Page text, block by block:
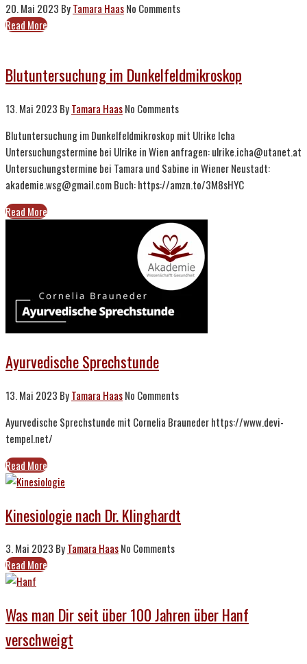
20. Mai 2023 ByTamara HaasNo Comments
Read More
Blutuntersuchung im Dunkelfeldmikroskop
13. Mai 2023 ByTamara HaasNo Comments
Blutuntersuchung im Dunkelfeldmikroskop mit Ulrike Icha
Untersuchungstermine bei Ulrike in Wien anfragen: ulrike.icha@utanet.at
Untersuchungstermine bei Tamara und Sabine in Wiener Neustadt:
akademie.wsg@gmail.com Buch: https://amzn.to/3M8sHYC
Read More
Ayurvedische Sprechstunde
13. Mai 2023 ByTamara HaasNo Comments
Ayurvedische Sprechstunde mit Cornelia Brauneder https://www.devi-
tempel.net/
Read More
Kinesiologie nach Dr. Klinghardt
3. Mai 2023 ByTamara HaasNo Comments
Read More
Was man Dir seit über 100 Jahren über Hanf
verschweigt